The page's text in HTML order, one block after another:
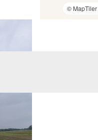
© MapTiler